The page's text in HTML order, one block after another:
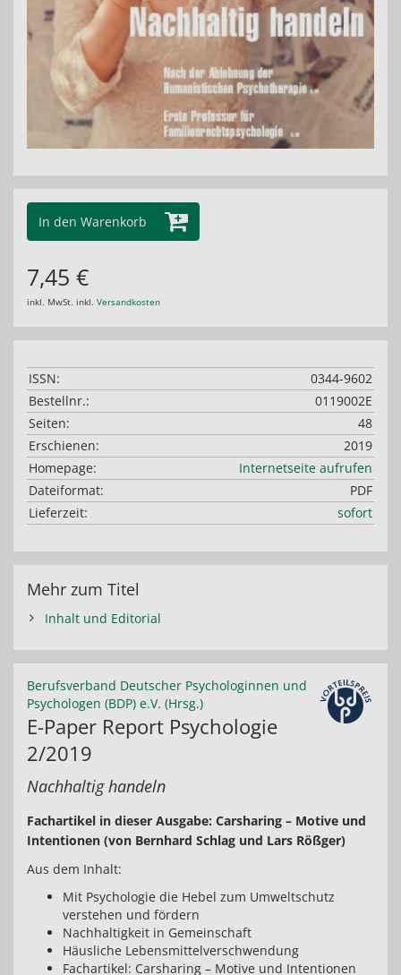
In den Warenkorb
7,45 €
inkl. MwSt. inkl. Versandkosten
ISSN:
0344-9602
Bestellnr.:
0119002E
Seiten:
48
Erschienen:
2019
Homepage:
Internetseite aufrufen
Dateiformat:
PDF
Lieferzeit:
sofort
Mehr zum Titel
Inhalt und Editorial
Berufsverband Deutscher Psychologinnen und
Psychologen (BDP) e.V. (Hrsg.)
E-Paper Report Psychologie
2/2019
Nachhaltig handeln
Fachartikel in dieser Ausgabe: Carsharing – Motive und
Intentionen (von Bernhard Schlag und Lars Rößger)
Aus dem Inhalt:
Mit Psychologie die Hebel zum Umweltschutz
verstehen und fördern
Nachhaltigkeit in Gemeinschaft
Häusliche Lebensmittelverschwendung
Fachartikel: Carsharing – Motive und Intentionen